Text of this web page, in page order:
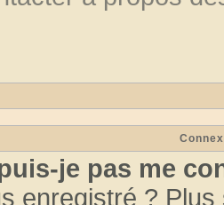
je pas me
enregistré ?